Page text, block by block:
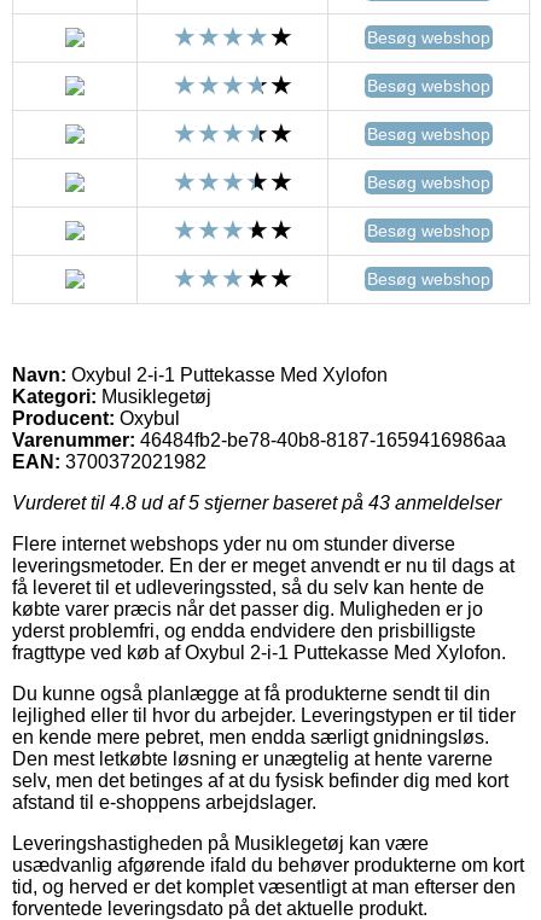
Besøg webshop
Besøg webshop
Besøg webshop
Besøg webshop
Besøg webshop
Besøg webshop
Navn: Oxybul 2-i-1 Puttekasse Med Xylofon
Kategori: Musiklegetøj
Producent: Oxybul
Varenummer: 46484fb2-be78-40b8-8187-1659416986aa
EAN: 3700372021982
Vurderet til 4.8 ud af 5 stjerner baseret på 43 anmeldelser
Flere internet webshops yder nu om stunder diverse
leveringsmetoder. En der er meget anvendt er nu til dags at
få leveret til et udleveringssted, så du selv kan hente de
købte varer præcis når det passer dig. Muligheden er jo
yderst problemfri, og endda endvidere den prisbilligste
fragttype ved køb af Oxybul 2-i-1 Puttekasse Med Xylofon.
Du kunne også planlægge at få produkterne sendt til din
lejlighed eller til hvor du arbejder. Leveringstypen er til tider
en kende mere pebret, men endda særligt gnidningsløs.
Den mest letkøbte løsning er unægtelig at hente varerne
selv, men det betinges af at du fysisk befinder dig med kort
afstand til e-shoppens arbejdslager.
Leveringshastigheden på Musiklegetøj kan være
usædvanlig afgørende ifald du behøver produkterne om kort
tid, og herved er det komplet væsentligt at man efterser den
forventede leveringsdato på det aktuelle produkt.